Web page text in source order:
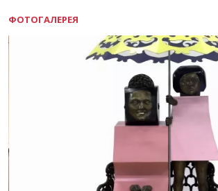
ФОТОГАЛЕРЕЯ